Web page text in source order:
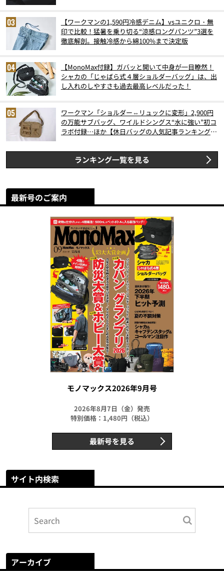
【ワークマンの1,590円冷感デニム】vsユニクロ・無
印で比較！猛暑を乗り切る“涼感ロングパンツ”3選を
徹底解剖。接触冷感から綿100%まで決定版
【MonoMax付録】ガバッと開いて中身が一目瞭然！
シャカの「じゃばら式４層ショルダーバッグ」は、出
し入れのしやすさも過去最高レベルだった！
ワークマン「ショルダー⇔リュックに変形」2,900円
の万能サブバッグ、ワイルドシングス“水に強い”初コ
ラボ付録…ほか【休日バッグの人気記事ランキングベ
ランキング一覧を見る
最新号のご案内
モノマックス2026年9月号
2026年8月7日（金）発売
特別価格：1,480円（税込）
最新号を見る
サイト内検索
アーカイブ